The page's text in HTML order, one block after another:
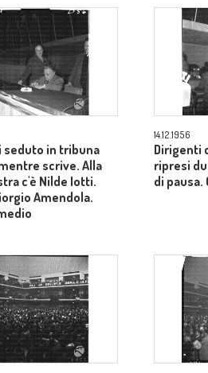
seduto in tribuna
scrive. Alla
c'è Nilde Iotti.
Amendola.
14.12.1956
Dirigenti
ripresi
di pausa.